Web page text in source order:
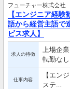
フューチャー株式会社
【エンジニア経
語から経営主語で
ビス求人】
求人の特徴
上場企業
転勤な
仕事内容
【エン
ステ...